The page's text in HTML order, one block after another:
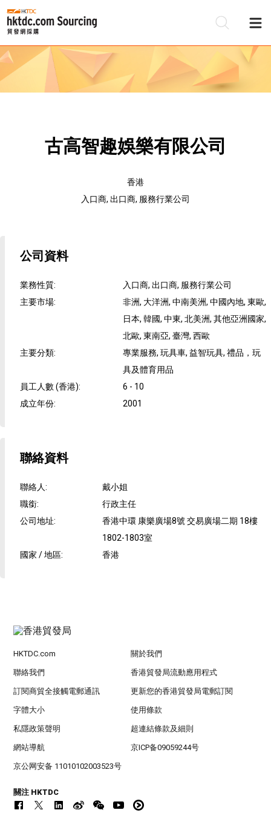
古高智趣娛樂有限公司
香港
入口商, 出口商, 服務行業公司
公司資料
業務性質:
入口商, 出口商, 服務行業公司
主要市場:
非洲, 大洋洲, 中南美洲, 中國內地, 東歐,
日本, 韓國, 中東, 北美洲, 其他亞洲國家,
北歐, 東南亞, 臺灣, 西歐
主要分類:
專業服務, 玩具車, 益智玩具, 禮品，玩
具及體育用品
員工人數 (香港):
6 - 10
成立年份: 2001
聯絡資料
聯絡人:
戴小姐
職銜:
行政主任
公司地址:
香港中環 康樂廣場8號 交易廣場二期 18樓
1802-1803室
國家 / 地區: 香港
HKTDC.com 關於我們
聯絡我們 香港貿發局流動應用程式
訂閱商貿全接觸電郵通訊 更新您的香港貿發局電郵訂閱
字體大小 使用條款
私隱政策聲明 超連結條款及細則
網站導航 京ICP备09059244号
京公网安备 11010102003523号
關注 HKTDC